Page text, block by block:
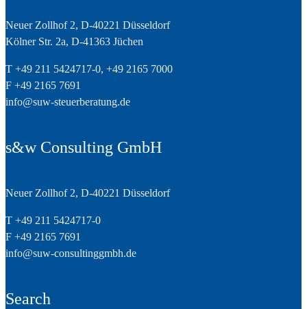
Neuer Zollhof 2, D-40221 Düsseldorf
Kölner Str. 2a, D-41363 Jüchen
T +49 211 5424717-0, +49 2165 7000
F +49 2165 7691
info@suw-steuerberatung.de
s&w Consulting GmbH
Neuer Zollhof 2, D-40221 Düsseldorf
T +49 211 5424717-0
F +49 2165 7691
info@suw-consultinggmbh.de
Search